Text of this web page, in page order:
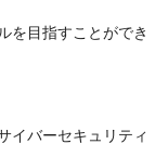
を目指すことができ
イバーセキュリティ